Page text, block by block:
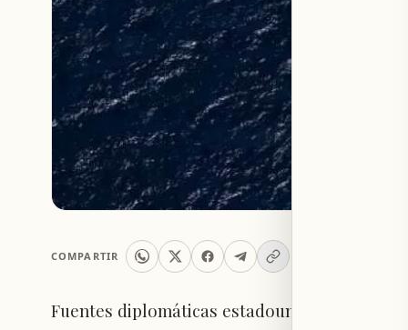
COMPARTIR
Fuentes diplomáticas estadounidenses